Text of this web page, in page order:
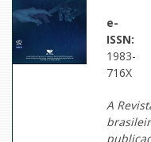
e-
ISSN:
1983-
716X
A